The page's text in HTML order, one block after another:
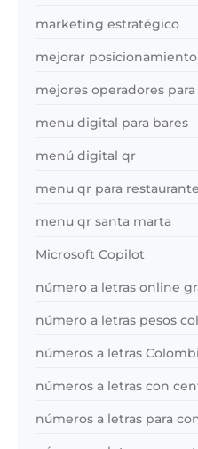
marketing estratégico
mejorar
mejores operadores
menu digital para bares
menú digital qr
menu qr para
menu qr santa marta
Microsoft Copilot
número a letras online
número a letras pesos
números a letras
números a letras con
números a letras para